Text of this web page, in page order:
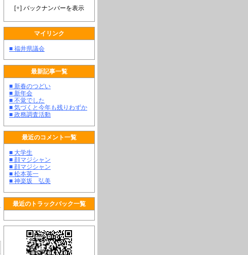
[+] バックナンバーを表示
マイリンク
■ 福井県議会
最新記事一覧
■ 新春のつどい
■ 新年会
■ 不覚でした
■ 気づくと今年も残りわずか
■ 政務調査活動
最近のコメント一覧
■ 大学生
■ 顔マジシャン
■ 顔マジシャン
■ 松本英一
■ 神楽坂 弘美
最近のトラックバック一覧